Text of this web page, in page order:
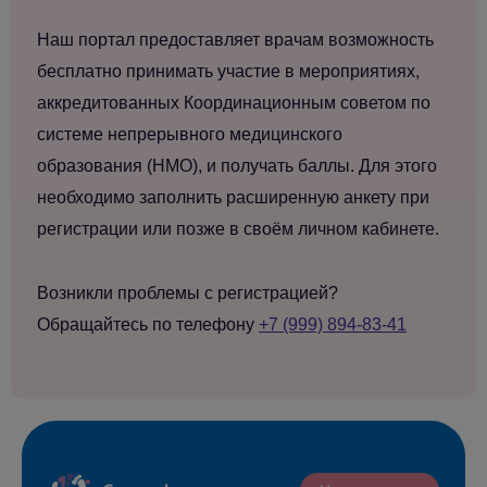
Наш портал предоставляет врачам возможность
бесплатно принимать участие в мероприятиях,
аккредитованных Координационным советом по
системе непрерывного медицинского
образования (НМО), и получать баллы. Для этого
необходимо заполнить расширенную анкету при
регистрации или позже в своём личном кабинете.
Возникли проблемы с регистрацией?
Обращайтесь по телефону +7 (999) 894-83-41